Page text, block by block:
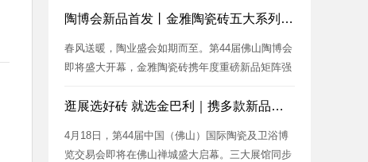
陶博会新品首发丨金雅陶瓷砖五大系列惊艳登场！
春风送暖，陶业盛会如期而至。第44届佛山陶博会
即将盛大开幕，金雅陶瓷砖携年度重磅新品矩阵强
逛展选好砖 就选金巴利｜携多款新品重磅亮相陶博会！
4月18日，第44届中国（佛山）国际陶瓷及卫浴博
览交易会即将在佛山禅城盛大启幕。三大展馆同步